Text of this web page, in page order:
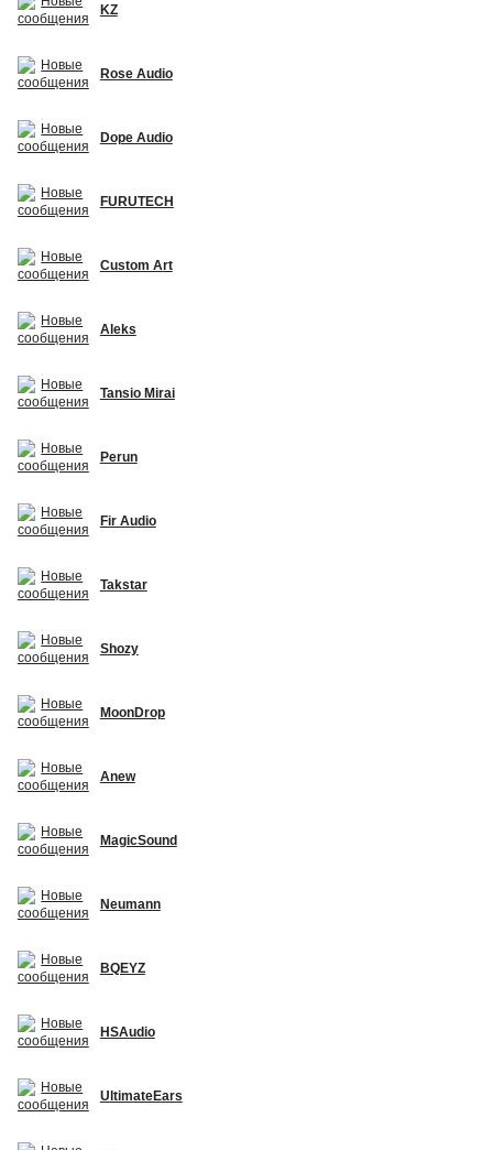
KZ
Rose Audio
Dope Audio
FURUTECH
Custom Art
Aleks
Tansio Mirai
Perun
Fir Audio
Takstar
Shozy
MoonDrop
Anew
MagicSound
Neumann
BQEYZ
HSAudio
UltimateEars